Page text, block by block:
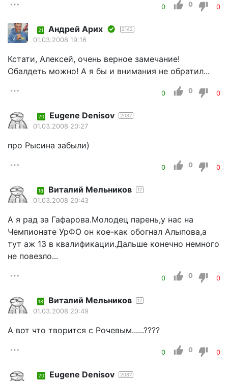
0 0 0
21 Андрей Арих 2142
01.03.2008 19:16
Кстати, Алексей, очень верное замечание!
Обалдеть можно! А я бы и внимания не обратил...
0 0 0
20 Eugene Denisov 2087
01.03.2008 20:27
про Рысина забыли)
0 0 0
18 Виталий Мельников 17
01.03.2008 20:43
А я рад за Гафарова.Молодец парень,у нас на
Чемпионате УрФО он кое-как обогнал Алыпова,а
тут аж 13 в квалификации.Дальше конечно немного
не повезло...
0 0 0
18 Виталий Мельников 17
01.03.2008 20:49
А вот что творится с Рочевым......????
0 0 0
20 Eugene Denisov 2087